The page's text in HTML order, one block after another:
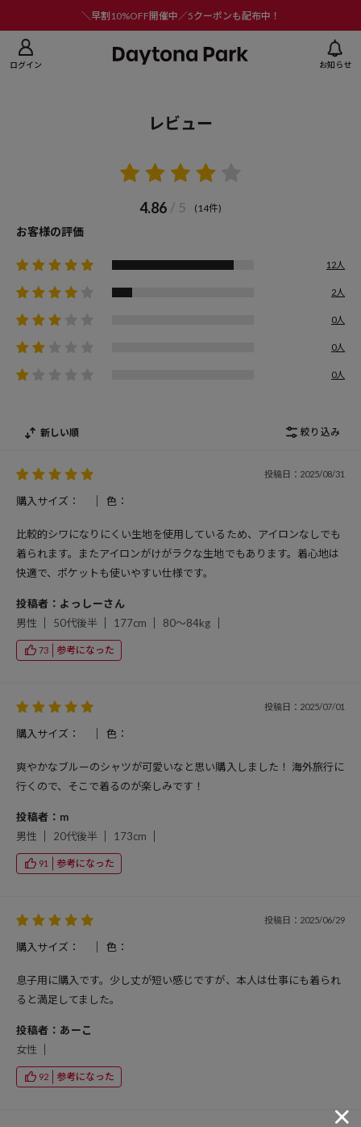
＼早割10%OFF開催中／5クーポンも配布中！
ログイン お知らせ
レビュー
4.86 / 5 (14件)
お客様の評価
12人
2人
0人
0人
0人
新しい順 絞り込み
投稿日：2025/08/31
購入サイズ： 色：
比較的シワになりにくい生地を使用しているため、アイロンなしでも
着られます。またアイロンがけがラクな生地でもあります。着心地は
快適で、ポケットも使いやすい仕様です。
投稿者：よっしーさん
男性
50代後半 177cm 80～84kg
73 参考になった
投稿日：2025/07/01
購入サイズ： 色：
爽やかなブルーのシャツが可愛いなと思い購入しました！ 海外旅行に
行くので、そこで着るのが楽しみです！
投稿者：m
男性
20代後半 173cm
91 参考になった
投稿日：2025/06/29
購入サイズ： 色：
息子用に購入です。少し丈が短い感じですが、本人は仕事にも着られ
ると満足してました。
投稿者：あーこ
女性
92 参考になった